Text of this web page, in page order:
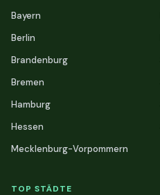
Bayern
Berlin
Brandenburg
Bremen
Hamburg
Hessen
Mecklenburg-Vorpommern
TOP STÄDTE